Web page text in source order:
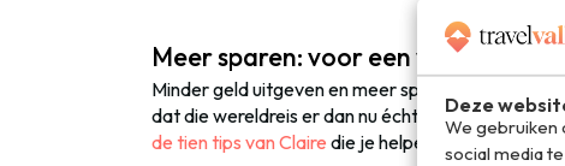
Deze
We gebruiken
social media
Meer sparen: voor een wereldreis?
Minder geld uitgeven en meer sparen is natuurlijk
dat die wereldreis er dan nu écht van gaat
de tien tips van Claire die je helpen om je